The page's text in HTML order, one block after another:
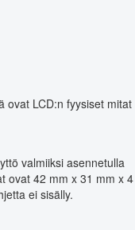
ovat LCD:n fyysiset mitat
valmiiksi asennetulla
ovat 42 mm x 31 mm x 4
ei sisälly.